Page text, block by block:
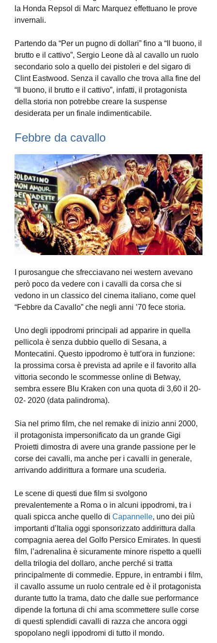
la Honda Repsol di Marc Marquez effettuano le prove
invernali.
Partendo da “Per un pugno di dollari” fino a “Il buono, il
brutto e il cattivo”, Sergio Leone dà al cavallo un ruolo
secondario solo a quello dei pistoleri e del sigaro di
Clint Eastwood. Senza il cavallo che trova alla fine del
“Il buono, il brutto e il cattivo”, infatti, il protagonista
della storia non potrebbe creare la suspense
desiderata per un finale indimenticabile.
Febbre da cavallo
I purosangue che sfrecciavano nei western avevano
però poco da vedere con i cavalli da corsa che si
vedono in un classico del cinema italiano, come quel
“Febbre da Cavallo” che negli anni ’70 fece storia.
Uno degli ippodromi principali ad apparire in quella
pellicola è senza dubbio quello di Sesana, a
Montecatini. Questo ippodromo è tutt’ora in funzione:
la prossima corsa è prevista ad aprile e il favorito alla
vittoria secondo le scommesse online di Betway,
sembra essere Blu Kraken con una quota di 3,60 il 20-
02- 2020 (data palindroma).
Sia nel primo film, che nel remake di inizio anni 2000,
il protagonista impersonificato da un grande Gigi
Proietti dimostra di avere una grande passione per le
corse dei cavalli, ma anche per i cavalli in generale,
arrivando addirittura a formare una scuderia.
Le scene di questi due film si svolgono
prevalentemente a Roma o in alcuni ippodromi, tra i
quali spicca anche quello di Capannelle, uno dei più
importanti d’Italia oggi sponsorizzato addirittura dalla
compagnia aerea del Golfo Persico Emirates. In questi
film, l’adrenalina è sicuramente minore rispetto a quelli
della trilogia del dollaro, anche perché si tratta
principalmente di commedie. Eppure, in entrambi i film,
il cavallo assume un ruolo centrale ed è il protagonista
durante tutto la trama, dato che dalle sue performance
dipende la fortuna di chi ama scommettere sulle corse
di questi splendidi cavalli di razza che ancora oggi
spopolano negli ippodromi di tutto il mondo.